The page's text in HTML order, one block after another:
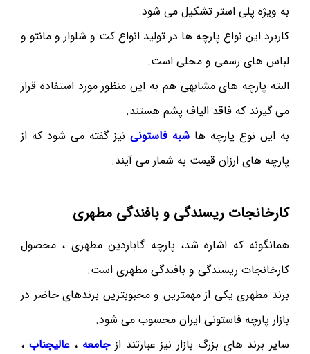
به ویژه پلی استر تشکیل می شود.
کاربرد این نواع پارچه ها در تولید انواع کت و شلوار و مانتو و
لباس های رسمی و محلی است.
البته پارچه های مشابهی هم به این منظور مورد استفاده قرار
می گیرند که فاقد الیاف پشم هستند.
به این نوع پارچه ها شبه فاستونی نیز گفته می شود که از
پارچه های ارزان قیمت به شمار می آیند.
کارخانجات ریسندگی و بافندگی مطهری
همانگونه که اشاره شد، پارچه گاباردین مطهری ، محصول
کارخانجات ریسندگی و بافندگی مطهری است.
برند مطهری یکی از مهمترین و محبوبترین برندهای حاضر در
بازار پارچه فاستونی ایران محسوب می شود.
سایر برند های بزرگ بازار نیز عبارتند ازجامعه ،عالیجناب ،